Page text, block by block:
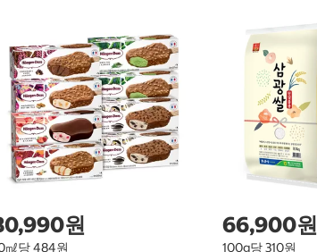
원
㎖당 484원
66,900원
100g당 310원